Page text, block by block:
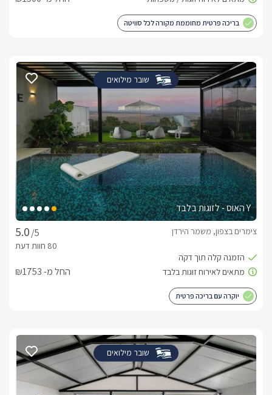
בריכה פרטית מחוממת מקורה לכל סוויטה
שובר מילואים
Y האוס - לזוגות בלבד
/5
צימרים בצפון, משמר הירדן
החל מ- ₪1753
יוקרה עם בריכה פרטית
שובר מילואים